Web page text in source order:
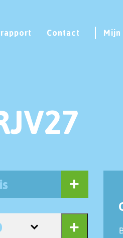
Contact Mijn